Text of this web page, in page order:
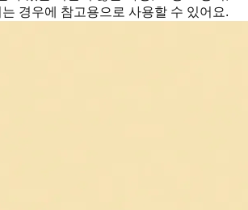
경우에 참고용으로 사용할 수 있어요.